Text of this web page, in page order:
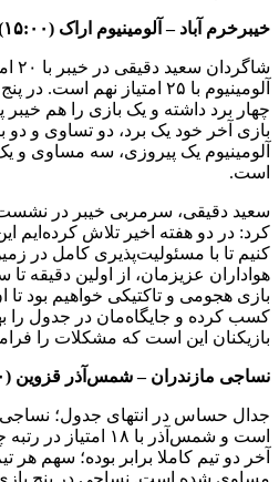
خیبرخرم آباد – آلومینیوم اراک (۱۵:۰۰)
آلومینیوم با ۲۵ امتیاز نهم
چهار برد داشته و یک بازی را هم
بازی آخر خود یک برد، دو تساوی و دو
آلومینیوم یک پیروزی، سه مساوی
است.
سعید دقیقی، سرمربی خیبر در
کرد: در دو هفته اخیر تلاش کرده‌ایم
کنیم تا با مسئولیت‌پذیری کامل در
هواداران عزیزمان، از اولین دقیقه
بازی هجومی و تاکتیکی خواهیم بود تا
کسب کرده و جایگاه‌مان در جدول را
بازیکنان این است که مشکلات را
نساجی مازندران – شمس‌آذر قزوین (۱۶:۰۰)
است و شمس‌آذر با ۱۸
آخر دو تیم کاملا برابر بوده؛ سهم هر
مساوی شده است. نساجی در پنج